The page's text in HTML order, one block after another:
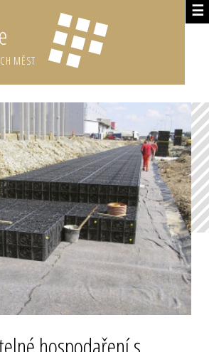
☰
MĚST
hospodaření s